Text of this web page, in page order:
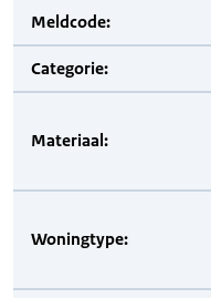
Meldcode:
Categorie:
Materiaal:
Woningtype: